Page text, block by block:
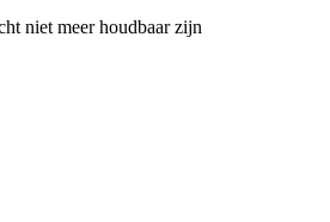
niet meer houdbaar zijn